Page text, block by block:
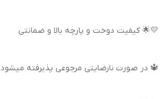
💛🌟 کیفیت دوخت و پارچه بالا و ضمانتی
🔱 در صورت نارضایتی مرجوعی پذیرفته میشود